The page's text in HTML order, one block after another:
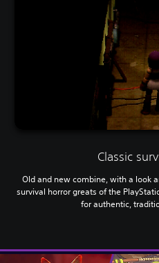
Classic
Old and new combine, with a look
survival horror greats of the
for authentic,